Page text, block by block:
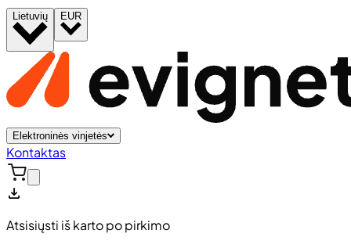
Lietuvių EUR
Elektroninės vinjetės
Kontaktas
Atsisiųsti iš karto po pirkimo